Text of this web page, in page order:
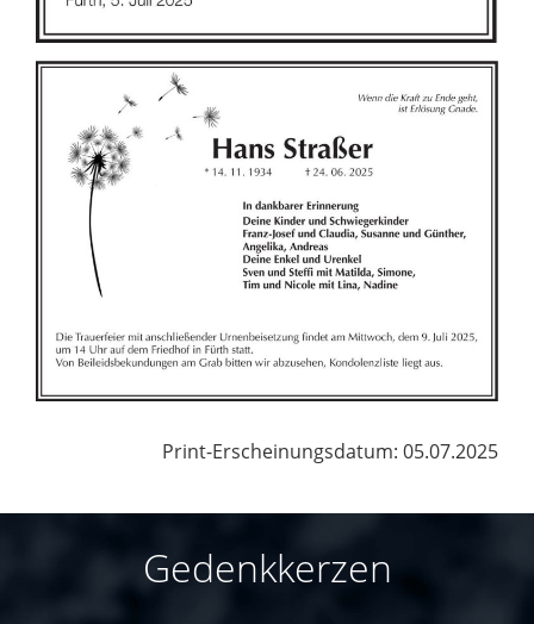
Print-Erscheinungsdatum: 05.07.2025
Gedenkkerzen